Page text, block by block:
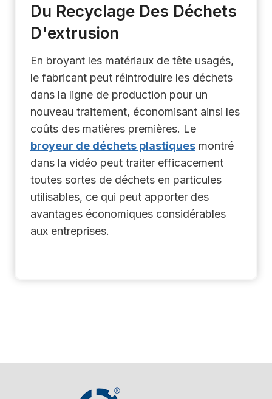
Du Recyclage Des Déchets
D'extrusion
En broyant les matériaux de tête usagés,
le fabricant peut réintroduire les déchets
dans la ligne de production pour un
nouveau traitement, économisant ainsi les
coûts des matières premières. Le
broyeur de déchets plastiques montré
dans la vidéo peut traiter efficacement
toutes sortes de déchets en particules
utilisables, ce qui peut apporter des
avantages économiques considérables
aux entreprises.